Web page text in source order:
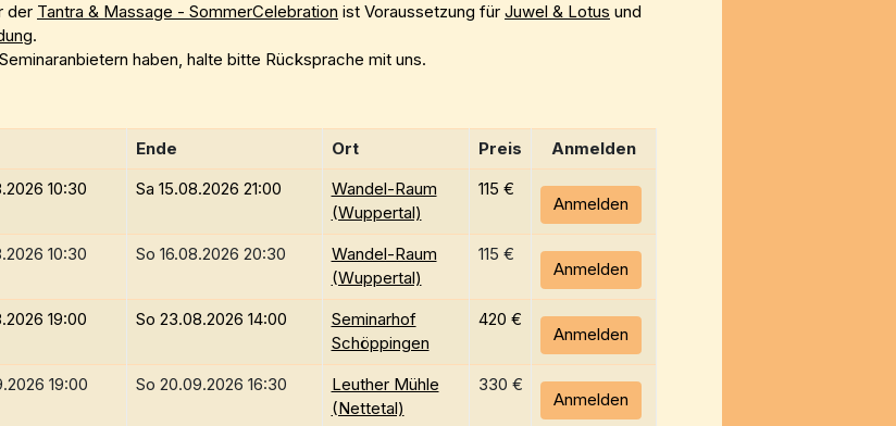
der Tantra & Massage - SommerCelebration ist Voraussetzung für Juwel & Lotus und
.
haben, halte bitte Rücksprache mit uns.
Ende Ort Preis
Anmelden
10:30 Sa 15.08.2026 21:00
Wandel-Raum
(Wuppertal)
115 €
Anmelden
10:30 So 16.08.2026 20:30
Wandel-Raum
(Wuppertal)
115 €
Anmelden
19:00 So 23.08.2026 14:00
Seminarhof
Schöppingen
420 €
Anmelden
19:00 So 20.09.2026 16:30
Leuther Mühle
(Nettetal)
330 €
Anmelden